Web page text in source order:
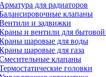
Арматура для радиаторов
клапаны
и задвижки
и вентили для бытовой
шаровые для воды
шаровые для газа
клапаны
головки